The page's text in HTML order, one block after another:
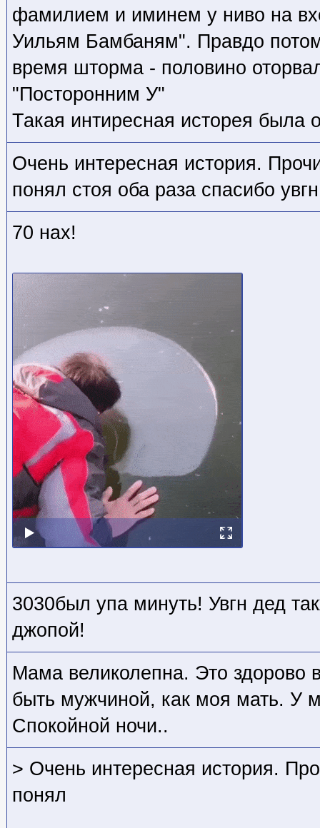
фамилием и иминем у ниво на
Уильям Бамбаням". Правдо
время шторма - половино
"Посторонним У"
Такая интиресная исторея была
Очень интересная история.
понял стоя оба раза спасибо
70 нах!
3030был упа минуть! Увгн дед
джопой!
Мама великолепна. Это здорово
быть мужчиной, как моя мать. У
Спокойной ночи..
> Очень интересная история.
понял